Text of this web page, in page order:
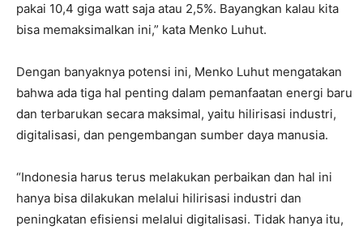
pakai 10,4 giga watt saja atau 2,5%. Bayangkan kalau kita
bisa memaksimalkan ini,” kata Menko Luhut.
Dengan banyaknya potensi ini, Menko Luhut mengatakan
bahwa ada tiga hal penting dalam pemanfaatan energi baru
dan terbarukan secara maksimal, yaitu hilirisasi industri,
digitalisasi, dan pengembangan sumber daya manusia.
“Indonesia harus terus melakukan perbaikan dan hal ini
hanya bisa dilakukan melalui hilirisasi industri dan
peningkatan efisiensi melalui digitalisasi. Tidak hanya itu,